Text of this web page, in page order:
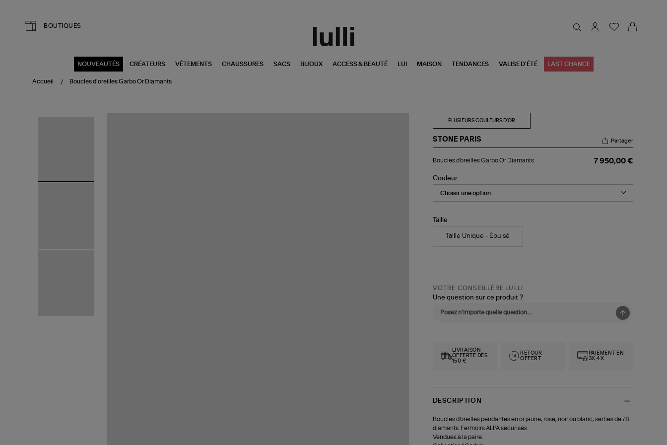
BOUTIQUES
NOUVEAUTÉS CRÉATEURS VÊTEMENTS CHAUSSURES SACS BIJOUX ACCESS & BEAUTÉ LUI MAISON TENDANCES VALISE D'ÉTÉ LAST CHANCE
Accueil Boucles d'oreilles Garbo Or Diamants
PLUSIEURS COULEURS D'OR
STONE PARIS
d'oreilles
Or
Diamants
Partager
Boucles d'oreilles Garbo Or Diamants 7 950,00 €
Couleur
Taille
Taille Unique - Épuisé
VOTRE CONSEILLÈRE LULLI
Une question sur ce produit ?
LIVRAISON
OFFERTE DÈS
150 €
RETOUR
OFFERT
PAIEMENT EN
3X,4X
DESCRIPTION
Boucles d'oreilles pendantes en or jaune, rose, noir ou blanc, serties de 78
diamants. Fermoirs ALPA sécurisés.
Vendues à la paire.